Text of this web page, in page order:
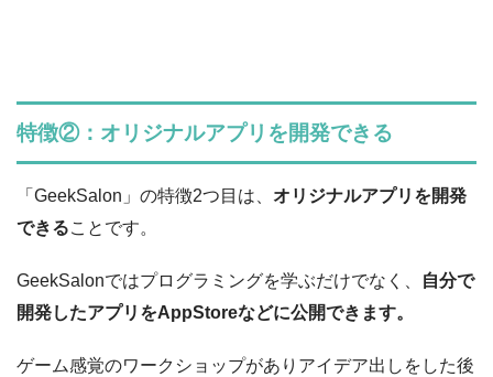
特徴②：オリジナルアプリを開発できる
「GeekSalon」の特徴2つ目は、 オリジナルアプリを開発
できることです。
GeekSalonではプログラミングを学ぶだけでなく、
自分で
開発したアプリをAppStoreなどに公開できます。
ゲーム感覚のワークショップがありアイデア出しをした後